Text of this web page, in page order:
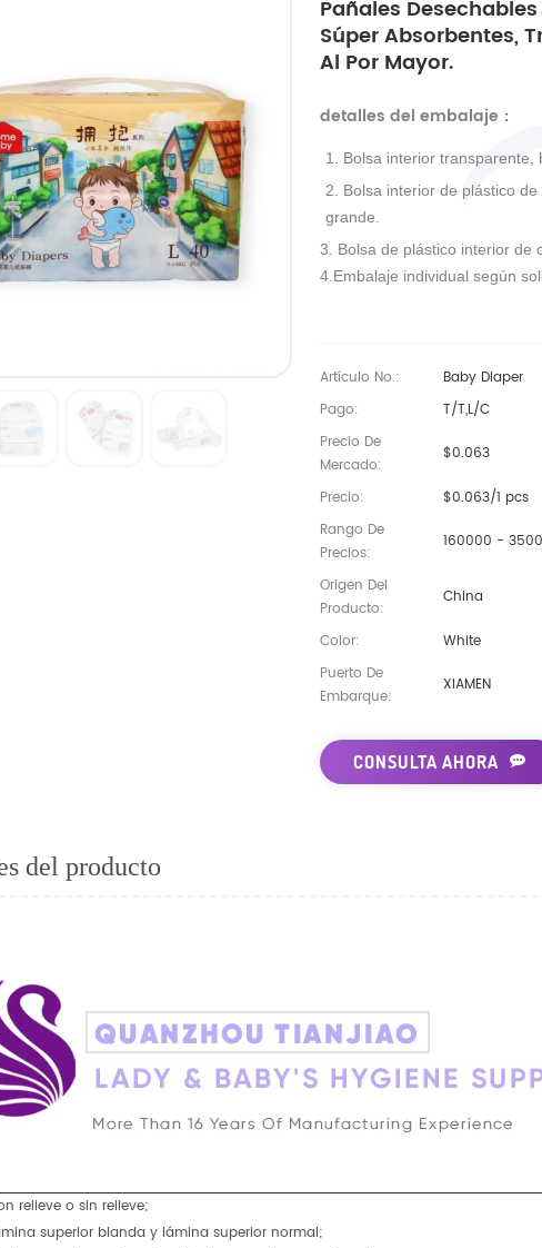
Pañales
Súper Absorbentes,
Al Por Mayor.
detalles del embalaje：
1. Bolsa interior transparente,
2. Bolsa interior de plástico
grande.
3. Bolsa de plástico interior de
4.Embalaje individual según
Artículo No.:
Baby Diaper
Pago:
T/T,L/C
Precio De
Mercado:
$0.063
Precio:
$0.063/1 pcs
Rango De
Precios:
160000 -
Origen Del
Producto:
China
Color:
White
Puerto De
Embarque:
XIAMEN
CONSULTA AHORA
del producto
relieve o sin relieve;
superior blanda y lámina superior normal;